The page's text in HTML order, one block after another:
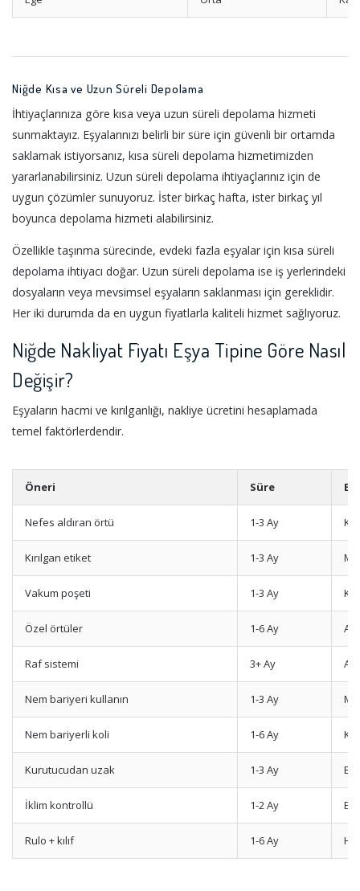
Niğde Kısa ve Uzun Süreli Depolama
İhtiyaçlarınıza göre kısa veya uzun süreli depolama hizmeti
sunmaktayız. Eşyalarınızı belirli bir süre için güvenli bir ortamda
saklamak istiyorsanız, kısa süreli depolama hizmetimizden
yararlanabilirsiniz. Uzun süreli depolama ihtiyaçlarınız için de
uygun çözümler sunuyoruz. İster birkaç hafta, ister birkaç yıl
boyunca depolama hizmeti alabilirsiniz.
Özellikle taşınma sürecinde, evdeki fazla eşyalar için kısa süreli
depolama ihtiyacı doğar. Uzun süreli depolama ise iş yerlerindeki
dosyaların veya mevsimsel eşyaların saklanması için gereklidir.
Her iki durumda da en uygun fiyatlarla kaliteli hizmet sağlıyoruz.
Niğde Nakliyat Fiyatı Eşya Tipine Göre Nasıl
Değişir?
Eşyaların hacmi ve kırılganlığı, nakliye ücretini hesaplamada
temel faktörlerdendir.
Öneri Süre
Nefes aldıran örtü 1-3 Ay
Kırılgan etiket 1-3 Ay
Vakum poşeti 1-3 Ay
Özel örtüler 1-6 Ay
Raf sistemi 3+ Ay
Nem bariyeri kullanın 1-3 Ay
Nem bariyerli koli 1-6 Ay
Kurutucudan uzak 1-3 Ay
İklim kontrollü 1-2 Ay
Rulo + kılıf 1-6 Ay